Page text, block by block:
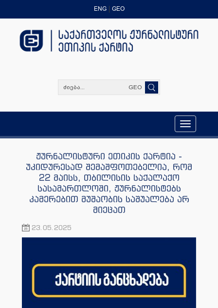
ENG GEO
GEO
Toggle
navigation
ჟურნალისტური ეთიკის ქარტია -
უკიდურესად შემაშფოთებელია, რომ
22 მაისს, თბილისის საქალაქო
სასამართლოში, ჟურნალისტებს
კამერებით მუშაობის საშუალება არ
მიეცათ
23.05.2025